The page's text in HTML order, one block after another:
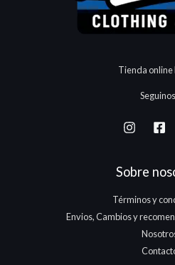
Tienda online
Sobre
Términos y
Envios, Cambios y